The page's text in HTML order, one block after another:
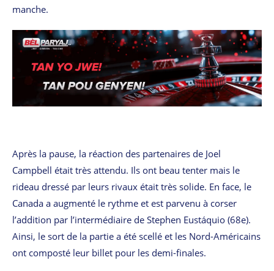
manche.
Après la pause, la réaction des partenaires de Joel
Campbell était très attendu. Ils ont beau tenter mais le
rideau dressé par leurs rivaux était très solide. En face, le
Canada a augmenté le rythme et est parvenu à corser
l’addition par l’intermédiaire de Stephen Eustáquio (68e).
Ainsi, le sort de la partie a été scellé et les Nord-Américains
ont composté leur billet pour les demi-finales.